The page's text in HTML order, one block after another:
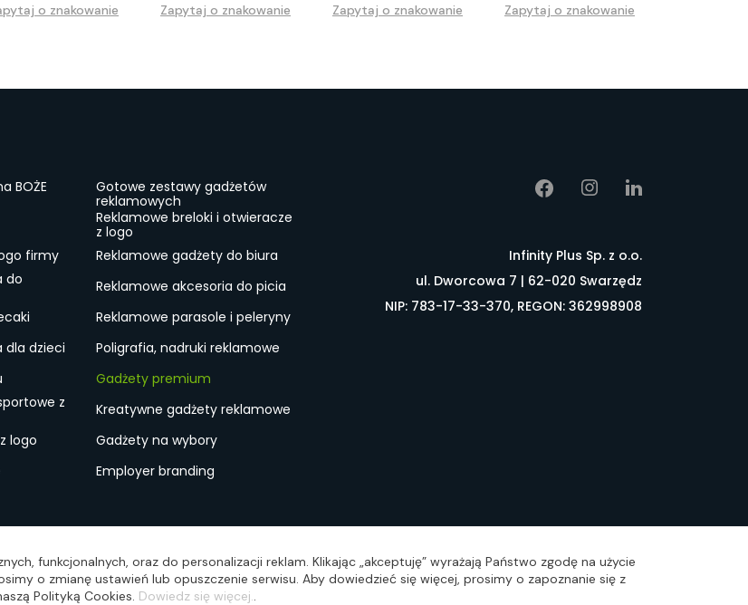
o znakowanie
Zapytaj o znakowanie
Zapytaj o znakowanie
Zapytaj o znakowanie
BOŻE
Gotowe zestawy gadżetów
reklamowych
Reklamowe breloki i otwieracze
z logo
firmy
Reklamowe gadżety do biura
do
Reklamowe akcesoria do picia
Reklamowe parasole i peleryny
dla dzieci
Poligrafia, nadruki reklamowe
Gadżety premium
z
Kreatywne gadżety reklamowe
logo
Gadżety na wybory
Employer branding
Infinity Plus Sp. z o.o.
ul. Dworcowa 7 | 62-020 Swarzędz
NIP: 783-17-33-370, REGON: 362998908
funkcjonalnych, oraz do personalizacji reklam. Klikając „akceptuję” wyrażają Państwo zgodę na użycie
o zmianę ustawień lub opuszczenie serwisu. Aby dowiedzieć się więcej, prosimy o zapoznanie się z
Polityką Cookies. Dowiedz się więcej..